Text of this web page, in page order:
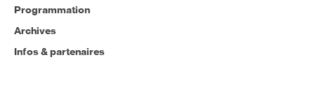
Programmation
Archives
Infos & partenaires